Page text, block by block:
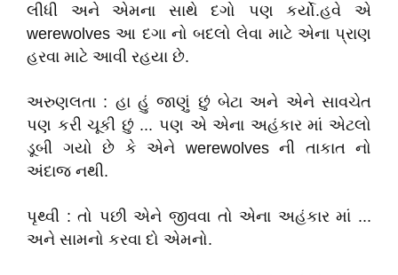
લીધી અને એમના સાથે દગો પણ કર્યો.હવે એ
werewolves આ દગા નો બદલો લેવા માટે એના પ્રાણ
હરવા માટે આવી રહયા છે.
અરુણલતા : હા હું જાણું છું બેટા અને એને સાવચેત
પણ કરી ચૂકી છું ... પણ એ એના અહંકાર માં એટલો
ડૂબી ગયો છે કે એને werewolves ની તાકાત નો
અંદાજ નથી.
પૃથ્વી : તો પછી એને જીવવા તો એના અહંકાર માં ...
અને સામનો કરવા દો એમનો.